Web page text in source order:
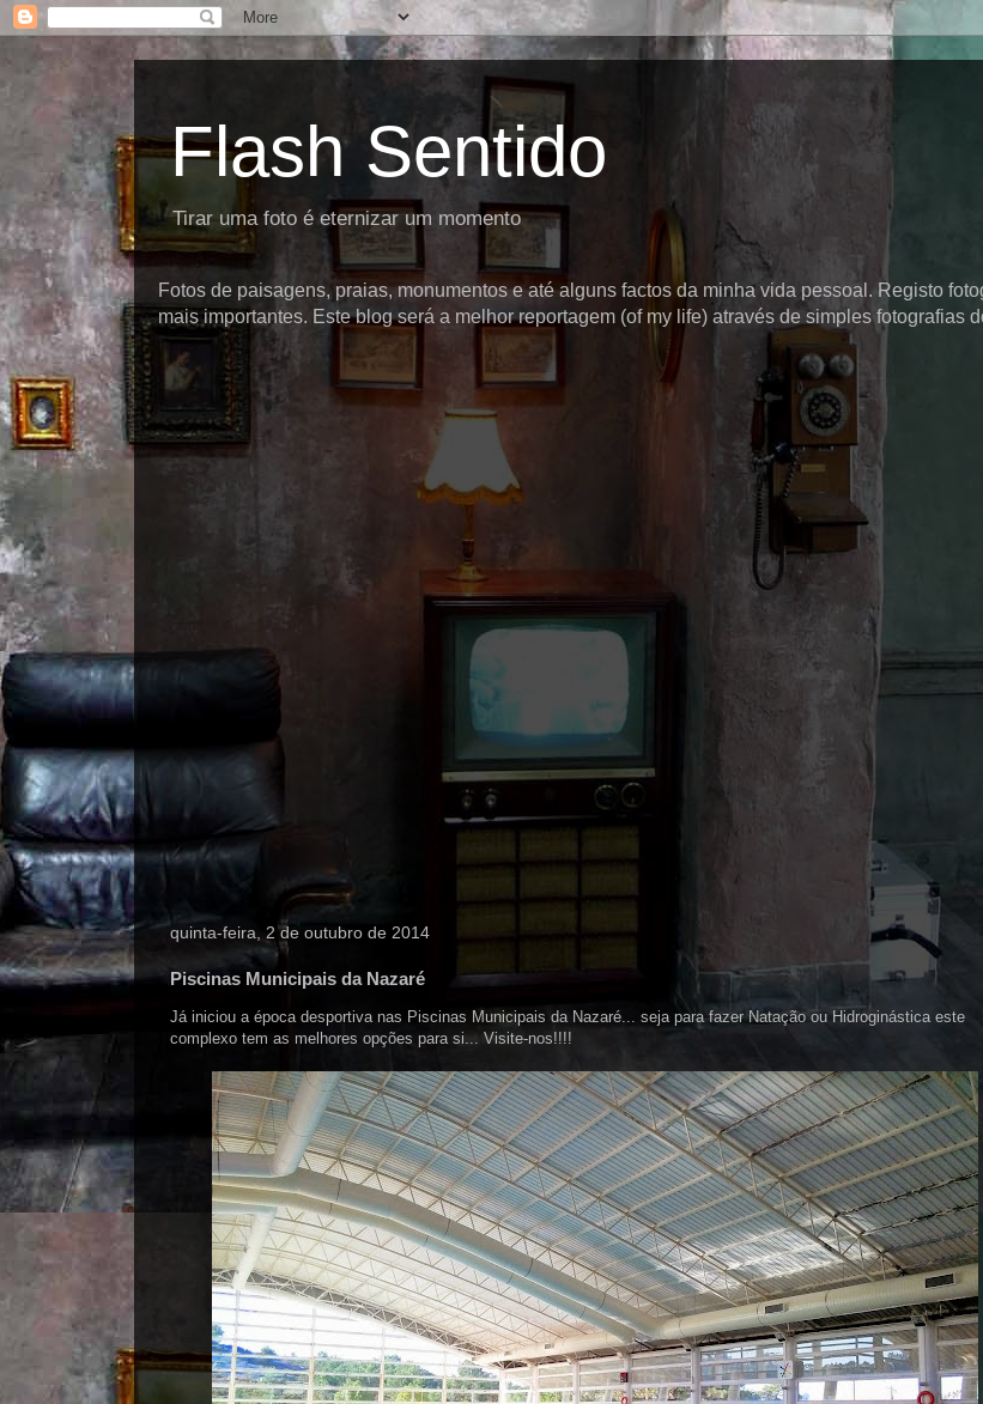
Flash Sentido
Tirar uma foto é eternizar um momento
Fotos de paisagens, praias, monumentos e até alguns factos da minha vida pessoal. Registo
mais importantes. Este blog será a melhor reportagem (of my life) através de simples fotografias
quinta-feira, 2 de outubro de 2014
Piscinas Municipais da Nazaré
Já iniciou a época desportiva nas Piscinas Municipais da Nazaré... seja para fazer Natação ou Hidroginástica este
complexo tem as melhores opções para si... Visite-nos!!!!